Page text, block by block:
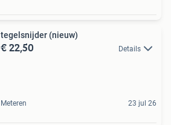
tegelsnijder (nieuw)
€ 22,50 Details
Meteren 23 jul 26